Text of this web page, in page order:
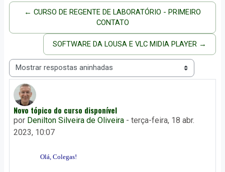
← CURSO DE REGENTE DE LABORATÓRIO - PRIMEIRO
CONTATO
SOFTWARE DA LOUSA E VLC MIDIA PLAYER →
Modo de visualização
Novo tópico do curso disponível
por Denilton Silveira de Oliveira - terça-feira, 18 abr.
2023, 10:07
Número de respostas: 0
Olá, Colegas!